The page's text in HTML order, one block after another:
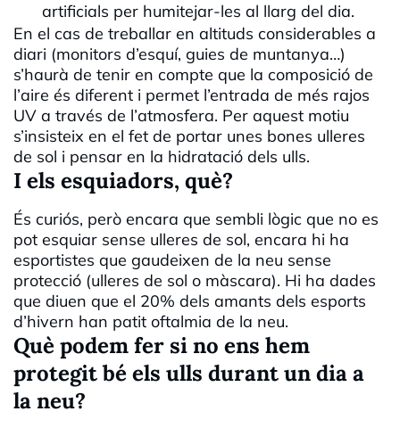
artificials per humitejar-les al llarg del dia.
En el cas de treballar en altituds considerables a
diari (monitors d’esquí, guies de muntanya…)
s’haurà de tenir en compte que la composició de
l’aire és diferent i permet l’entrada de més rajos
UV a través de l’atmosfera. Per aquest motiu
s’insisteix en el fet de portar unes bones ulleres
de sol i pensar en la hidratació dels ulls.
I els esquiadors, què?
És curiós, però encara que sembli lògic que no es
pot esquiar sense ulleres de sol, encara hi ha
esportistes que gaudeixen de la neu sense
protecció (ulleres de sol o màscara). Hi ha dades
que diuen que el 20% dels amants dels esports
d’hivern han patit oftalmia de la neu.
Què podem fer si no ens hem
protegit bé els ulls durant un dia a
la neu?